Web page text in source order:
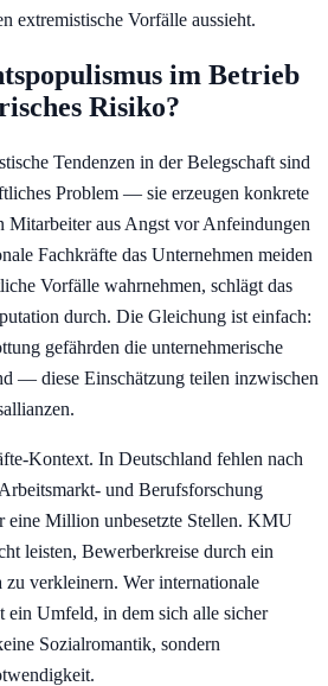
extremistische Vorfälle aussieht.
im Betrieb
Risiko?
Tendenzen in der Belegschaft sind
Problem — sie erzeugen konkrete
Mitarbeiter aus Angst vor Anfeindungen
Fachkräfte das Unternehmen meiden
Vorfälle wahrnehmen, schlägt das
durch. Die Gleichung ist einfach:
gefährden die unternehmerische
— diese Einschätzung teilen inzwischen
Kontext. In Deutschland fehlen nach
und Berufsforschung
eine Million unbesetzte Stellen. KMU
leisten, Bewerberkreise durch ein
verkleinern. Wer internationale
ein Umfeld, in dem sich alle sicher
Sozialromantik, sondern